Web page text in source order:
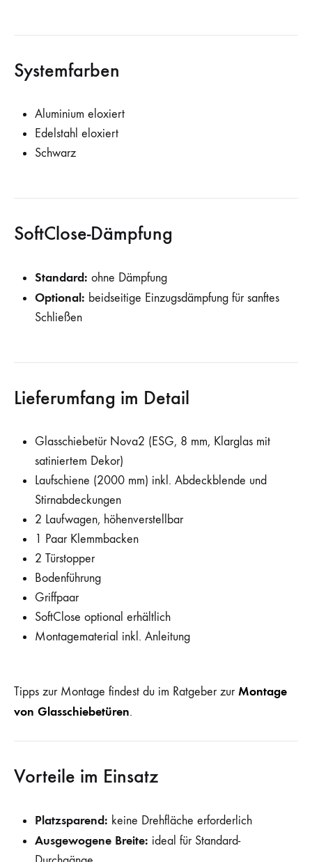
Systemfarben
Aluminium eloxiert
Edelstahl eloxiert
Schwarz
SoftClose-Dämpfung
Standard: ohne Dämpfung
Optional: beidseitige Einzugsdämpfung für sanftes
Schließen
Lieferumfang im Detail
Glasschiebetür Nova2 (ESG, 8 mm, Klarglas mit
satiniertem Dekor)
Laufschiene (2000 mm) inkl. Abdeckblende und
Stirnabdeckungen
2 Laufwagen, höhenverstellbar
1 Paar Klemmbacken
2 Türstopper
Bodenführung
Griffpaar
SoftClose optional erhältlich
Montagematerial inkl. Anleitung
Tipps zur Montage findest du im Ratgeber zurMontage
von Glasschiebetüren.
Vorteile im Einsatz
Platzsparend: keine Drehfläche erforderlich
Ausgewogene Breite: ideal für Standard-